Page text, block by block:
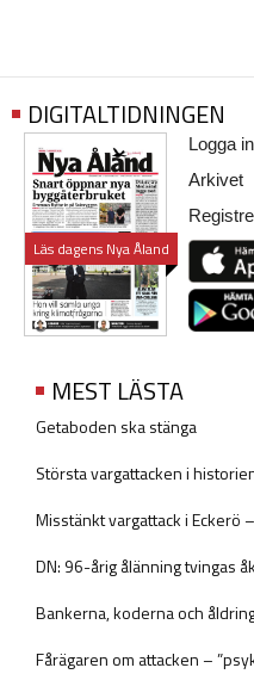
DIGITALTIDNINGEN
Läs dagens Nya Åland
Logga
Arkivet
MEST LÄSTA
Getaboden ska stänga
Största vargattacken i
Misstänkt vargattack i Eckerö
DN: 96-årig ålänning tvingas
Bankerna, koderna och
Fårägaren om attacken –